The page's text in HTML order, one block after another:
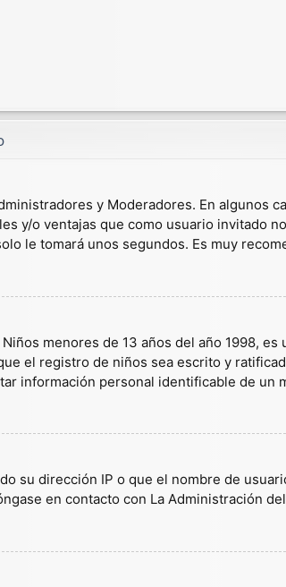
y Moderadores. En algunos
y/o ventajas que como usuario invitado
le tomará unos segundos. Es muy
menores de 13 años del año 1998,
el registro de niños sea escrito y
información personal identificable de un
su dirección IP o que el nombre de
en contacto con La Administración